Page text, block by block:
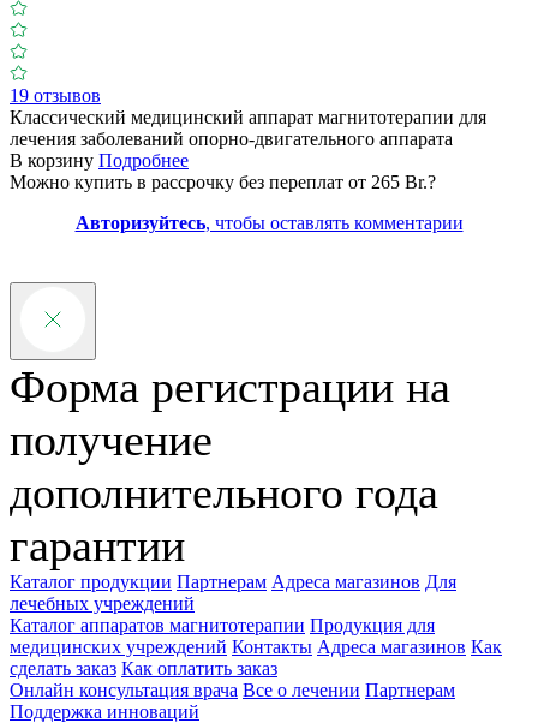
19 отзывов
Классический медицинский аппарат магнитотерапии для
лечения заболеваний опорно-двигательного аппарата
В корзину Подробнее
Можно купить в рассрочку без переплат от 265 Br.?
Авторизуйтесь, чтобы оставлять комментарии
Форма регистрации на
получение
дополнительного года
гарантии
Каталог продукции Партнерам Адреса магазинов Для
лечебных учреждений
Каталог аппаратов магнитотерапии Продукция для
медицинских учреждений Контакты Адреса магазинов Как
сделать заказ Как оплатить заказ
Онлайн консультация врача Все о лечении Партнерам
Поддержка инноваций